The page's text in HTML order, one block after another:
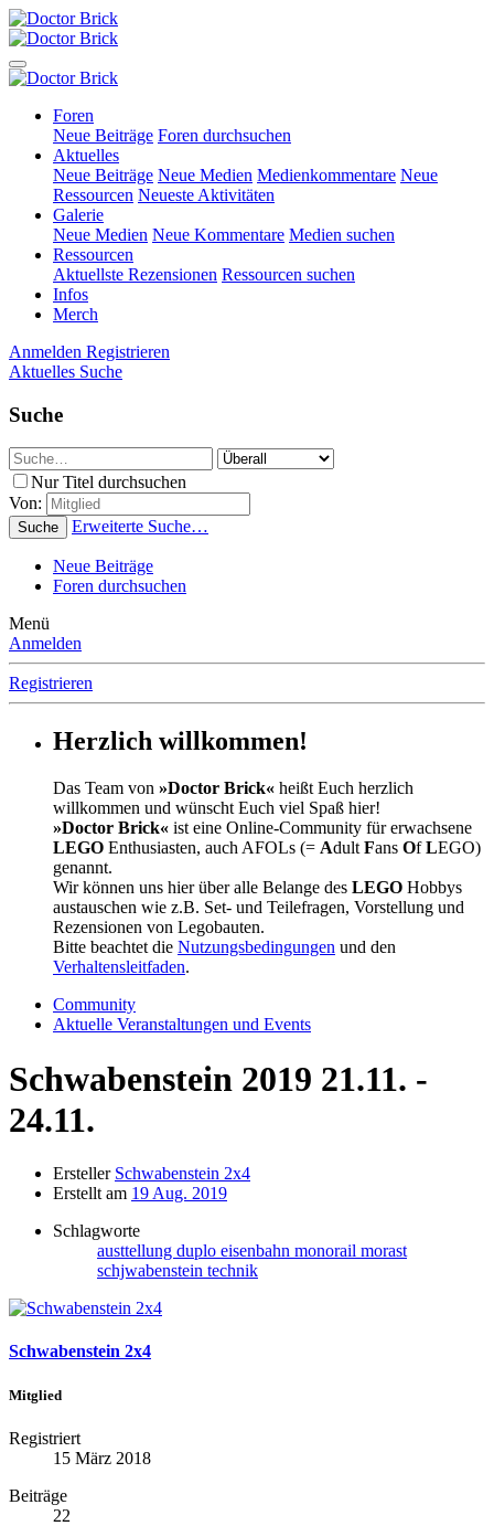
Foren
Neue Beiträge Foren durchsuchen
Aktuelles
Neue Beiträge Neue Medien Medienkommentare Neue
Ressourcen Neueste Aktivitäten
Galerie
Neue Medien Neue Kommentare Medien suchen
Ressourcen
Aktuellste Rezensionen Ressourcen suchen
Infos
Merch
Anmelden Registrieren
Aktuelles Suche
Suche
Nur Titel durchsuchen
Von:
Suche Erweiterte Suche…
Neue Beiträge
Foren durchsuchen
Menü
Anmelden
Registrieren
Herzlich willkommen!
Das Team von »Doctor Brick« heißt Euch herzlich
willkommen und wünscht Euch viel Spaß hier!
»Doctor Brick« ist eine Online-Community für erwachsene
LEGO Enthusiasten, auch AFOLs (= Adult Fans OfLEGO)
genannt.
Wir können uns hier über alle Belange des LEGO Hobbys
austauschen wie z.B. Set- und Teilefragen, Vorstellung und
Rezensionen von Legobauten.
Bitte beachtet die Nutzungsbedingungen und den
Verhaltensleitfaden.
Community
Aktuelle Veranstaltungen und Events
Schwabenstein 2019 21.11. -
24.11.
Ersteller Schwabenstein 2x4
Erstellt am 19 Aug. 2019
Schlagworte
austtellung duplo eisenbahn monorail morast
schjwabenstein technik
Schwabenstein 2x4
Mitglied
Registriert
15 März 2018
Beiträge
22